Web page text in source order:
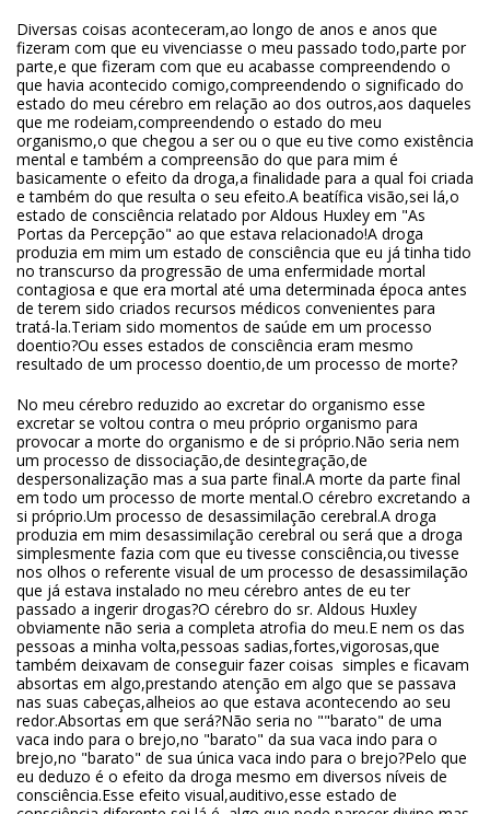
Diversas coisas aconteceram,ao longo de anos e anos que
fizeram com que eu vivenciasse o meu passado todo,parte por
parte,e que fizeram com que eu acabasse compreendendo o
que havia acontecido comigo,compreendendo o significado do
estado do meu cérebro em relação ao dos outros,aos daqueles
que me rodeiam,compreendendo o estado do meu
organismo,o que chegou a ser ou o que eu tive como existência
mental e também a compreensão do que para mim é
basicamente o efeito da droga,a finalidade para a qual foi criada
e também do que resulta o seu efeito.A beatífica visão,sei lá,o
estado de consciência relatado por Aldous Huxley em "As
Portas da Percepção" ao que estava relacionado!A droga
produzia em mim um estado de consciência que eu já tinha tido
no transcurso da progressão de uma enfermidade mortal
contagiosa e que era mortal até uma determinada época antes
de terem sido criados recursos médicos convenientes para
tratá-la.Teriam sido momentos de saúde em um processo
doentio?Ou esses estados de consciência eram mesmo
resultado de um processo doentio,de um processo de morte?
No meu cérebro reduzido ao excretar do organismo esse
excretar se voltou contra o meu próprio organismo para
provocar a morte do organismo e de si próprio.Não seria nem
um processo de dissociação,de desintegração,de
despersonalização mas a sua parte final.A morte da parte final
em todo um processo de morte mental.O cérebro excretando a
si próprio.Um processo de desassimilação cerebral.A droga
produzia em mim desassimilação cerebral ou será que a droga
simplesmente fazia com que eu tivesse consciência,ou tivesse
nos olhos o referente visual de um processo de desassimilação
que já estava instalado no meu cérebro antes de eu ter
passado a ingerir drogas?O cérebro do sr. Aldous Huxley
obviamente não seria a completa atrofia do meu.E nem os das
pessoas a minha volta,pessoas sadias,fortes,vigorosas,que
também deixavam de conseguir fazer coisas simples e ficavam
absortas em algo,prestando atenção em algo que se passava
nas suas cabeças,alheios ao que estava acontecendo ao seu
redor.Absortas em que será?Não seria no ""barato" de uma
vaca indo para o brejo,no "barato" da sua vaca indo para o
brejo,no "barato" de sua única vaca indo para o brejo?Pelo que
eu deduzo é o efeito da droga mesmo em diversos níveis de
consciência.Esse efeito visual,auditivo,esse estado de